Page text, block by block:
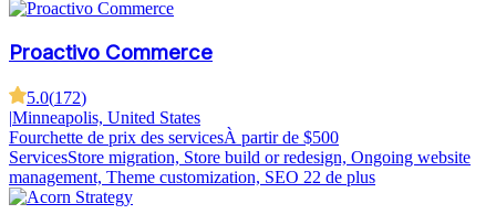
Proactivo Commerce
5.0(172)
|Minneapolis, United States
Fourchette de prix des servicesÀ partir de $500
ServicesStore migration, Store build or redesign, Ongoing website
management, Theme customization, SEO 22 de plus